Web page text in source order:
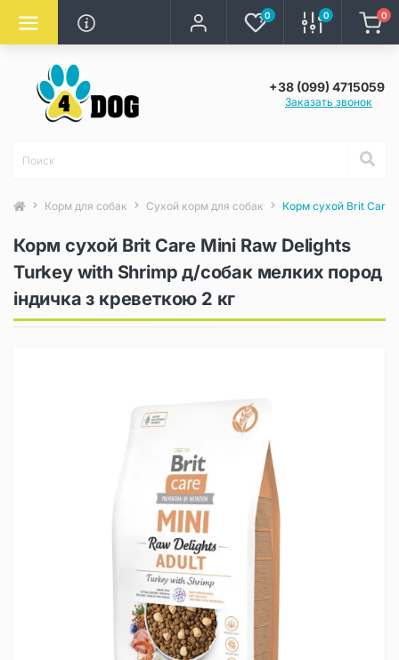
0 0 0
+38 (099) 4715059
Заказать звонок
Корм для собак Сухой корм для собак Корм сухой Brit Care
Корм сухой Brit Care Mini Raw Delights
Turkey with Shrimp д/собак мелких пород
індичка з креветкою 2 кг